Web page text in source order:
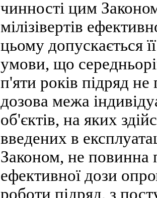
чинності цим
мілізівертів
цьому допускається
умови, що
п'яти років підряд
дозова межа
об'єктів, на яких
введених в
Законом, не повинна
ефективної дози
роботи підряд, з